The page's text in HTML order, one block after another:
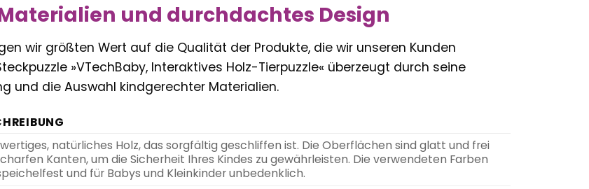
und durchdachtes Design
wir größten Wert auf die Qualität der Produkte, die wir unseren Kunden
»VTechBaby, Interaktives Holz-Tierpuzzle« überzeugt durch seine
und die Auswahl kindgerechter Materialien.
natürliches Holz, das sorgfältig geschliffen ist. Die Oberflächen sind glatt und frei
Kanten, um die Sicherheit Ihres Kindes zu gewährleisten. Die verwendeten Farben
und für Babys und Kleinkinder unbedenklich.